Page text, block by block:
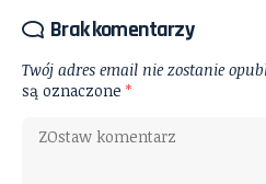
Brak komentarzy
Twój adres email nie zostanie
są oznaczone *